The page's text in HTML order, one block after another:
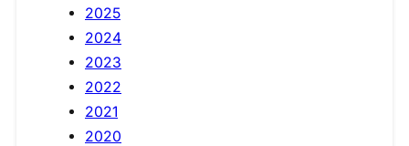
2025
2024
2023
2022
2021
2020